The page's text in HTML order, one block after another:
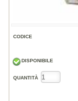
CODICE
DISPONIBILE
QUANTITÀ